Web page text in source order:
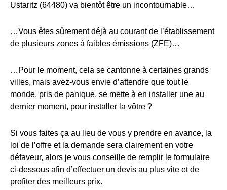
Ustaritz (64480) va bientôt être un incontournable…
…Vous êtes sûrement déjà au courant de l’établissement
de plusieurs zones à faibles émissions (ZFE)…
…Pour le moment, cela se cantonne à certaines grands
villes, mais avez-vous envie d’attendre que tout le
monde, pris de panique, se mette à en installer une au
dernier moment, pour installer la vôtre ?
Si vous faites ça au lieu de vous y prendre en avance, la
loi de l’offre et la demande sera clairement en votre
défaveur, alors je vous conseille de remplir le formulaire
ci-dessous afin d’effectuer un devis au plus vite et de
profiter des meilleurs prix.